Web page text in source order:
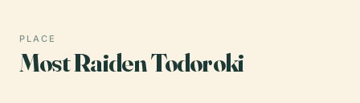
PLACE
Most Raiden Todoroki